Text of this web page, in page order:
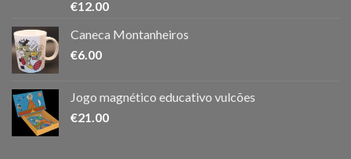
€12.00
Caneca Montanheiros
€6.00
Jogo magnético educativo vulcões
€21.00